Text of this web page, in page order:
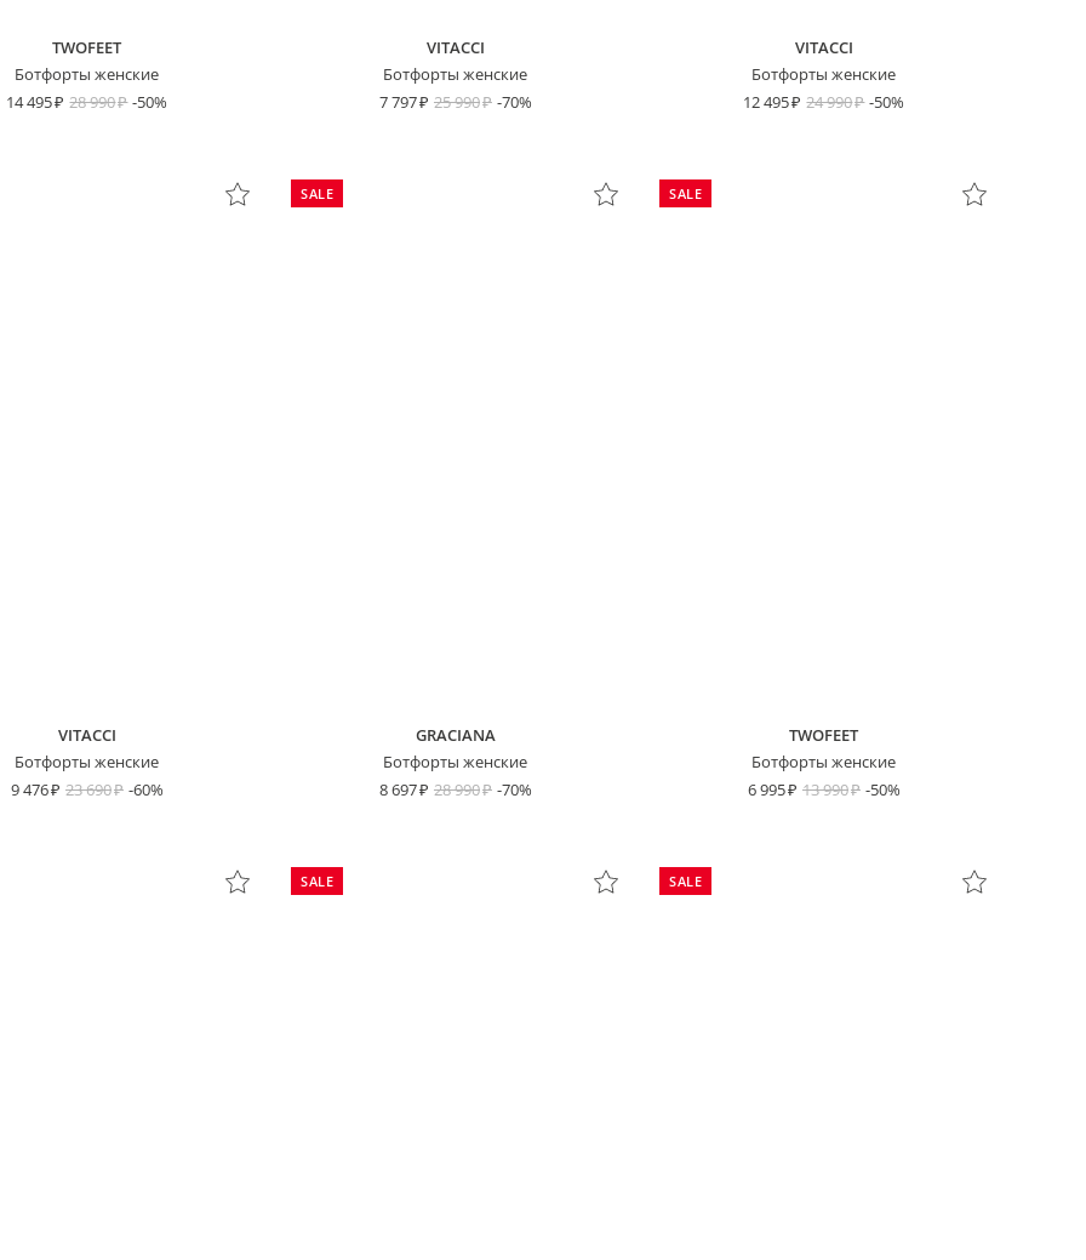
TWOFEET
Ботфорты женские
14 495
28 990 -50%
VITACCI
Ботфорты женские
7 797
25 990 -70%
VITACCI
Ботфорты женские
12 495
24 990 -50%
VITACCI
Ботфорты женские
9 476
23 690 -60%
SALE
GRACIANA
Ботфорты женские
8 697
28 990 -70%
SALE
TWOFEET
Ботфорты женские
6 995
13 990 -50%
SALE SALE